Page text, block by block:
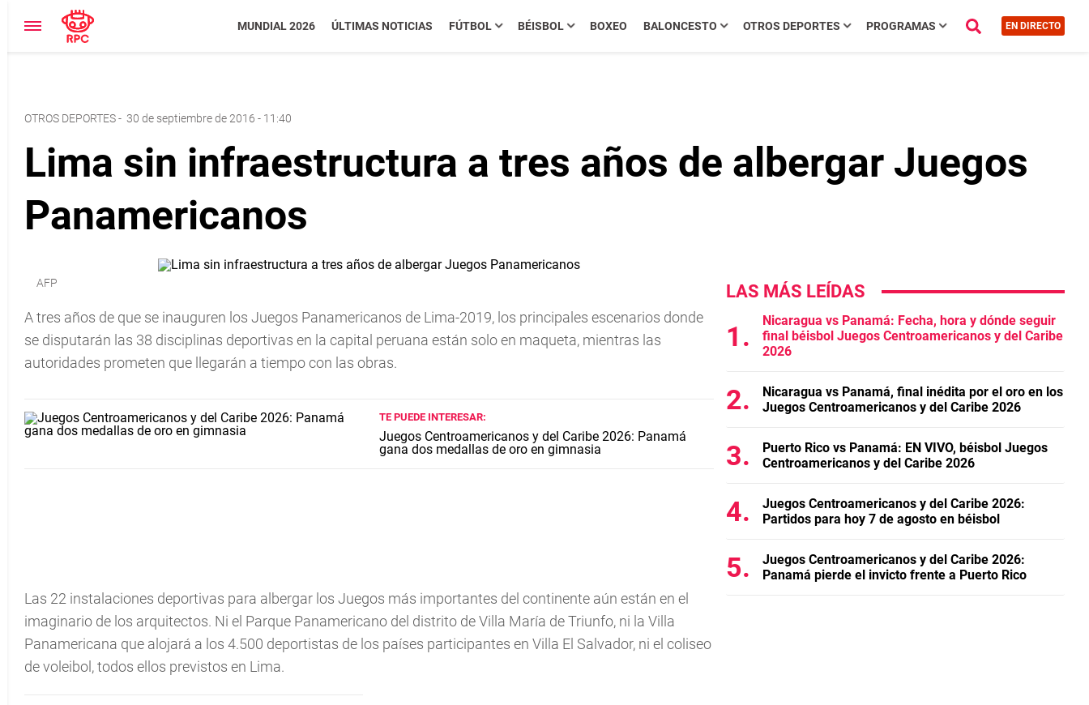
MUNDIAL 2026 ÚLTIMAS NOTICIAS FÚTBOL BÉISBOL BOXEO BALONCESTO OTROS DEPORTES PROGRAMAS EN DIRECTO
OTROS DEPORTES- 30 de septiembre de 2016 - 11:40
Lima sin infraestructura a tres años de albergar Juegos
Panamericanos
AFP
A tres años de que se inauguren los Juegos Panamericanos de Lima-2019, los principales escenarios donde
se disputarán las 38 disciplinas deportivas en la capital peruana están solo en maqueta, mientras las
autoridades prometen que llegarán a tiempo con las obras.
TE PUEDE INTERESAR:
Juegos Centroamericanos y del Caribe 2026: Panamá
gana dos medallas de oro en gimnasia
Las 22 instalaciones deportivas para albergar los Juegos más importantes del continente aún están en el
imaginario de los arquitectos. Ni el Parque Panamericano del distrito de Villa María de Triunfo, ni la Villa
Panamericana que alojará a los 4.500 deportistas de los países participantes en Villa El Salvador, ni el coliseo
de voleibol, todos ellos previstos en Lima.
LAS MÁS LEÍDAS
Nicaragua vs Panamá: Fecha, hora y dónde seguir
final béisbol Juegos Centroamericanos y del Caribe
2026
Nicaragua vs Panamá, final inédita por el oro en los
Juegos Centroamericanos y del Caribe 2026
Puerto Rico vs Panamá: EN VIVO, béisbol Juegos
Centroamericanos y del Caribe 2026
Juegos Centroamericanos y del Caribe 2026:
Partidos para hoy 7 de agosto en béisbol
Juegos Centroamericanos y del Caribe 2026:
Panamá pierde el invicto frente a Puerto Rico